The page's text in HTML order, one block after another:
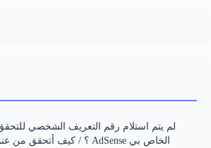
s
لم يتم استلام رقم التعريف الشخصي